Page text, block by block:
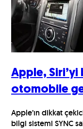
Apple, Siri’yi
otomobile
Apple’ın dikkat
bilgi sistemi SYNC